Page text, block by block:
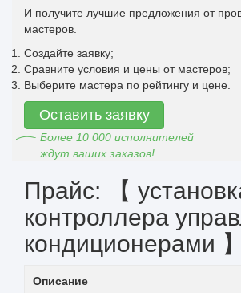
И получите лучшие предложения от
мастеров.
Создайте заявку;
Сравните условия и цены от мастеров;
Выберите мастера по рейтингу и цене.
Оставить заявку
Более 10 000 исполнителей
ждут ваших заказов!
Прайс: 【
контроллера
кондиционерами 】
Описание